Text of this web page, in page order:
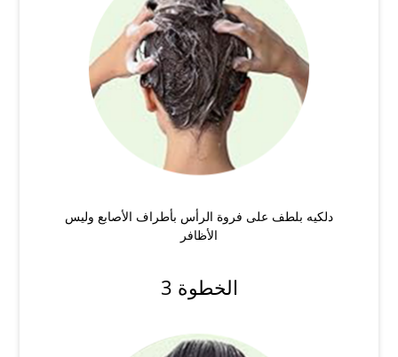
دلكيه بلطف على فروة الرأس بأطراف الأصابع وليس
الأظافر
الخطوة 3